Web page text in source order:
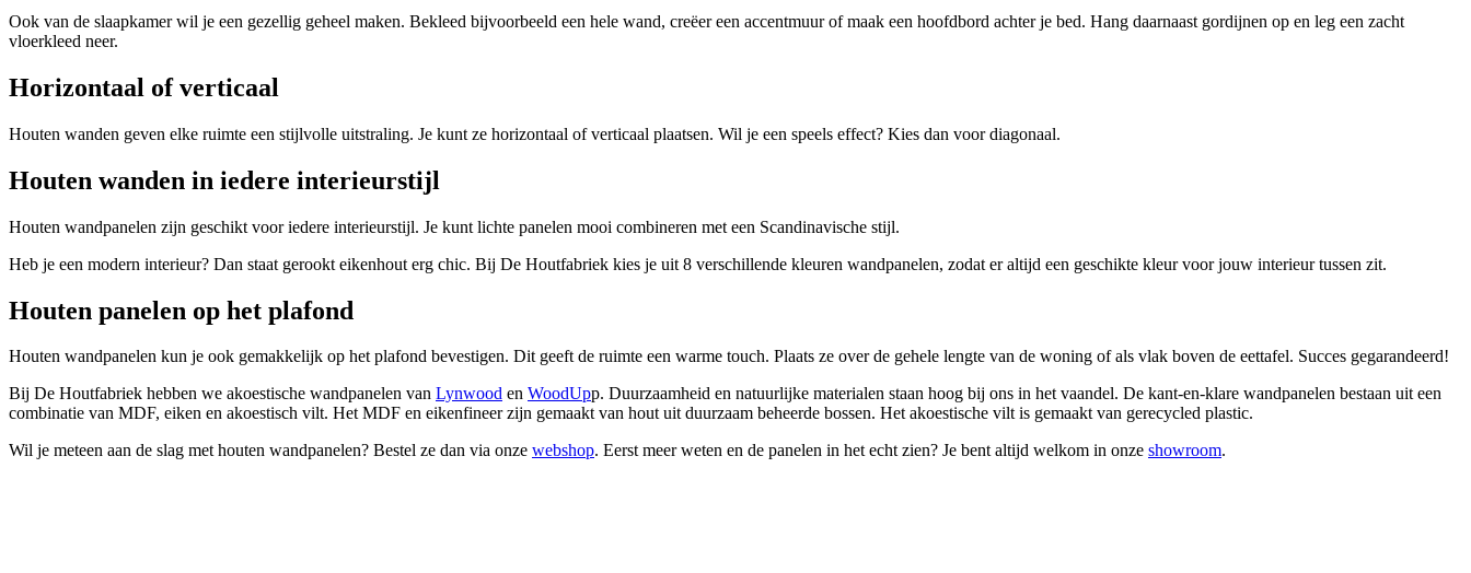
Ook van de slaapkamer wil je een gezellig geheel maken. Bekleed bijvoorbeeld een hele wand, creëer een accentmuur of maak een hoofdbord achter je bed. Hang daarnaast gordijnen op en leg een zacht
vloerkleed neer.
Horizontaal of verticaal
Houten wanden geven elke ruimte een stijlvolle uitstraling. Je kunt ze horizontaal of verticaal plaatsen. Wil je een speels effect? Kies dan voor diagonaal.
Houten wanden in iedere interieurstijl
Houten wandpanelen zijn geschikt voor iedere interieurstijl. Je kunt lichte panelen mooi combineren met een Scandinavische stijl.
Heb je een modern interieur? Dan staat gerookt eikenhout erg chic. Bij De Houtfabriek kies je uit 8 verschillende kleuren wandpanelen, zodat er altijd een geschikte kleur voor jouw interieur tussen zit.
Houten panelen op het plafond
Houten wandpanelen kun je ook gemakkelijk op het plafond bevestigen. Dit geeft de ruimte een warme touch. Plaats ze over de gehele lengte van de woning of als vlak boven de eettafel. Succes gegarandeerd!
Bij De Houtfabriek hebben we akoestische wandpanelen van Lynwood en WoodUpp. Duurzaamheid en natuurlijke materialen staan hoog bij ons in het vaandel. De kant-en-klare wandpanelen bestaan uit een
combinatie van MDF, eiken en akoestisch vilt. Het MDF en eikenfineer zijn gemaakt van hout uit duurzaam beheerde bossen. Het akoestische vilt is gemaakt van gerecycled plastic.
Wil je meteen aan de slag met houten wandpanelen? Bestel ze dan via onze webshop. Eerst meer weten en de panelen in het echt zien? Je bent altijd welkom in onze showroom.